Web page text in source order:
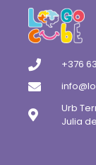
+376
Urb
Julia